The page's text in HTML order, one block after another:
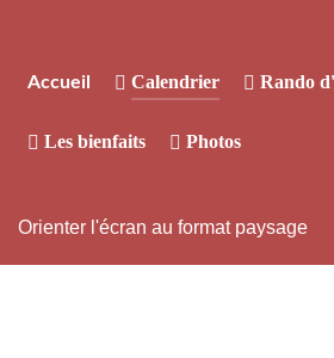
Accueil Calendrier Rando
Les bienfaits Photos
Orienter l'écran au format paysage